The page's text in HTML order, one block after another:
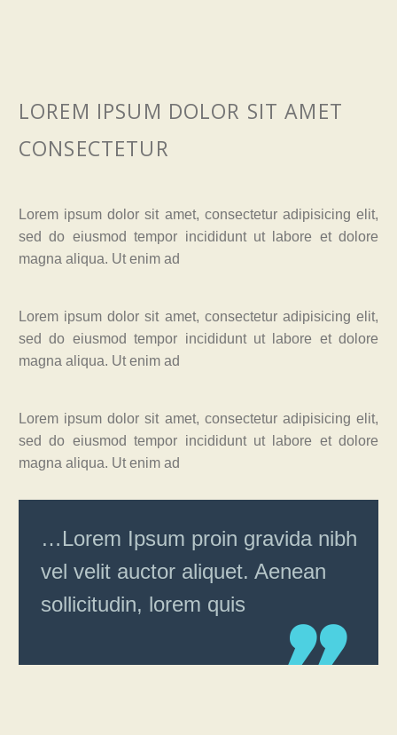
LOREM IPSUM DOLOR SIT AMET
CONSECTETUR
Lorem ipsum dolor sit amet, consectetur adipisicing elit,
sed do eiusmod tempor incididunt ut labore et dolore
magna aliqua. Ut enim ad
Lorem ipsum dolor sit amet, consectetur adipisicing elit,
sed do eiusmod tempor incididunt ut labore et dolore
magna aliqua. Ut enim ad
Lorem ipsum dolor sit amet, consectetur adipisicing elit,
sed do eiusmod tempor incididunt ut labore et dolore
magna aliqua. Ut enim ad
…Lorem Ipsum proin gravida nibh
vel velit auctor aliquet. Aenean
sollicitudin, lorem quis